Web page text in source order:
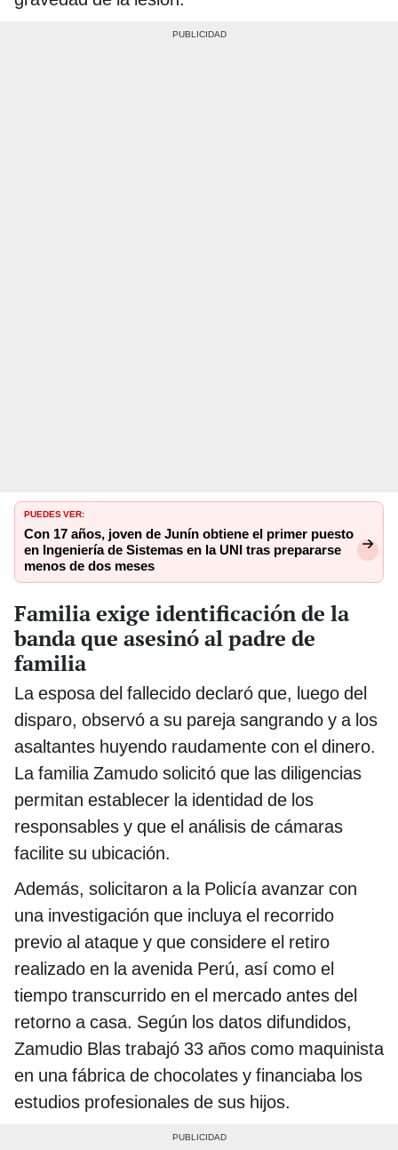
PUEDES VER:
Con 17 años, joven de Junín obtiene el primer puesto
en Ingeniería de Sistemas en la UNI tras prepararse
menos de dos meses
Familia exige identificación de la
banda que asesinó al padre de
familia
La esposa del fallecido declaró que, luego del
disparo, observó a su pareja sangrando y a los
asaltantes huyendo raudamente con el dinero.
La familia Zamudo solicitó que las diligencias
permitan establecer la identidad de los
responsables y que el análisis de cámaras
facilite su ubicación.
Además, solicitaron a la Policía avanzar con
una investigación que incluya el recorrido
previo al ataque y que considere el retiro
realizado en la avenida Perú, así como el
tiempo transcurrido en el mercado antes del
retorno a casa. Según los datos difundidos,
Zamudio Blas trabajó 33 años como maquinista
en una fábrica de chocolates y financiaba los
estudios profesionales de sus hijos.